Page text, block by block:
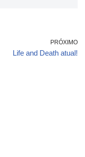
PRÓXIMO
Life and Death atual!